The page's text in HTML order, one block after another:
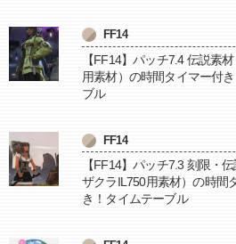
FF14
【FF14】パッチ7.4 伝説素
用素材）の時間タイマー付
ブル
FF14
【FF14】パッチ7.3 刻限・
ザクラIL750用素材）の時間
き！タイムテーブル